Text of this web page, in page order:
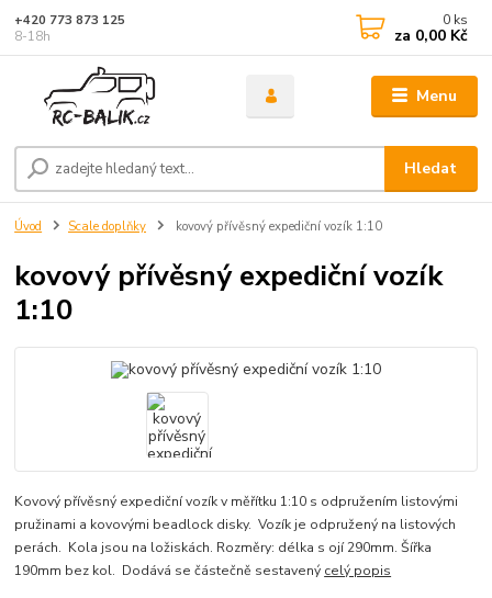
Menu
Hledat
+420 773 873 125
8-18h
0 ks
za 0,00 Kč
Úvod Scale doplňky kovový přívěsný expediční vozík 1:10
kovový přívěsný expediční vozík
1:10
Kovový přívěsný expediční vozík v měřítku 1:10 s odpružením listovými
pružinami a kovovými beadlock disky. Vozík je odpružený na listových
perách. Kola jsou na ložiskách. Rozměry: délka s ojí 290mm. Šířka
190mm bez kol. Dodává se částečně sestavený celý popis